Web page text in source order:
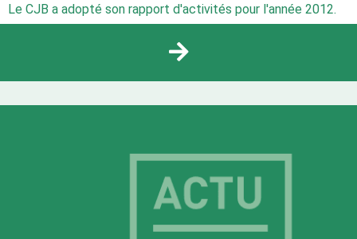
Le CJB a adopté son rapport d'activités pour l'année 2012.